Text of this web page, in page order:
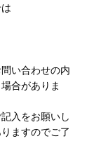
い合わせの内
合がありま
入をお願いし
ますのでご了